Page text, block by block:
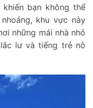
bạn không thể
khu vực này
những mái nhà nhỏ
lư và tiếng trẻ nô